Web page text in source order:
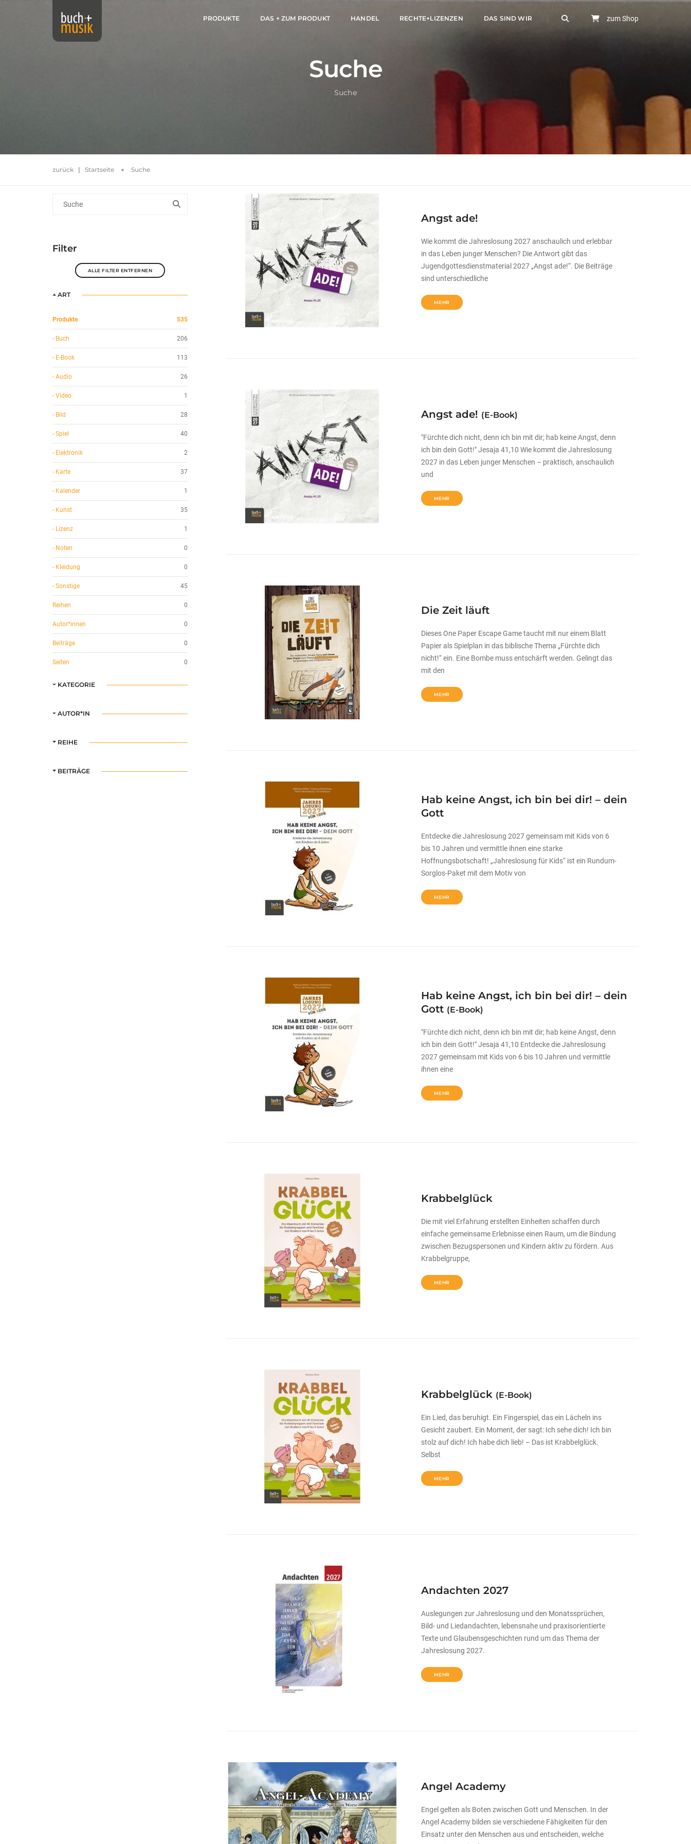
PRODUKTE DAS + ZUM PRODUKT HANDEL RECHTE+LIZENZEN DAS SIND WIR zum Shop
Suche
Suche
zurück | Startseite Suche
Filter
ALLE FILTER ENTFERNEN
ART
Produkte 535
- Buch 206
- E-Book 113
- Audio 26
- Video 1
- Bild 28
- Spiel 40
- Elektronik 2
- Karte 37
- Kalender 1
- Kunst 35
- Lizenz 1
- Noten 0
- Kleidung 0
- Sonstige 45
Reihen 0
Autor*innen 0
Beiträge 0
Seiten 0
KATEGORIE
AUTOR*IN
REIHE
BEITRÄGE
Angst ade!
Wie kommt die Jahreslosung 2027 anschaulich und erlebbar
in das Leben junger Menschen? Die Antwort gibt das
Jugendgottesdienstmaterial 2027 „Angst ade!“. Die Beiträge
sind unterschiedliche
MEHR
Angst ade! (E-Book)
"Fürchte dich nicht, denn ich bin mit dir; hab keine Angst, denn
ich bin dein Gott!" Jesaja 41,10 Wie kommt die Jahreslosung
2027 in das Leben junger Menschen – praktisch, anschaulich
und
MEHR
Die Zeit läuft
Dieses One Paper Escape Game taucht mit nur einem Blatt
Papier als Spielplan in das biblische Thema „Fürchte dich
nicht!“ ein. Eine Bombe muss entschärft werden. Gelingt das
mit den
MEHR
Hab keine Angst, ich bin bei dir! – dein
Gott
Entdecke die Jahreslosung 2027 gemeinsam mit Kids von 6
bis 10 Jahren und vermittle ihnen eine starke
Hoffnungsbotschaft! „Jahreslosung für Kids“ ist ein Rundum-
Sorglos-Paket mit dem Motiv von
MEHR
Hab keine Angst, ich bin bei dir! – dein
Gott (E-Book)
"Fürchte dich nicht, denn ich bin mit dir; hab keine Angst, denn
ich bin dein Gott!" Jesaja 41,10 Entdecke die Jahreslosung
2027 gemeinsam mit Kids von 6 bis 10 Jahren und vermittle
ihnen eine
MEHR
Krabbelglück
Die mit viel Erfahrung erstellten Einheiten schaffen durch
einfache gemeinsame Erlebnisse einen Raum, um die Bindung
zwischen Bezugspersonen und Kindern aktiv zu fördern. Aus
Krabbelgruppe,
MEHR
Krabbelglück (E-Book)
Ein Lied, das beruhigt. Ein Fingerspiel, das ein Lächeln ins
Gesicht zaubert. Ein Moment, der sagt: Ich sehe dich! Ich bin
stolz auf dich! Ich habe dich lieb! – Das ist Krabbelglück.
Selbst
MEHR
Andachten 2027
Auslegungen zur Jahreslosung und den Monatssprüchen,
Bild- und Liedandachten, lebensnahe und praxisorientierte
Texte und Glaubensgeschichten rund um das Thema der
Jahreslosung 2027.
MEHR
Angel Academy
Engel gelten als Boten zwischen Gott und Menschen. In der
Angel Academy bilden sie verschiedene Fähigkeiten für den
Einsatz unter den Menschen aus und entscheiden, welche